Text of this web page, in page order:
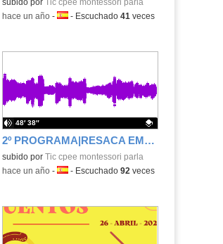
Contenido educativo.
subido por Tic cpee montessori parla
-hace un año- Idioma:
- Escuchado 41 veces
2º PROGRAMA|RESACA EMOCIONAL|MONTESSORI EN EL AIRE 2X03
Contenido educativo.
subido por Tic cpee montessori parla
48′ 38″
-hace un año- Idioma:
- Escuchado 92 veces